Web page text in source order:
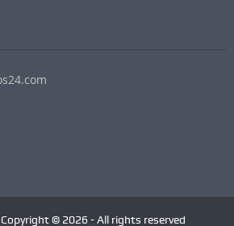
© 2026 - All rights reserved